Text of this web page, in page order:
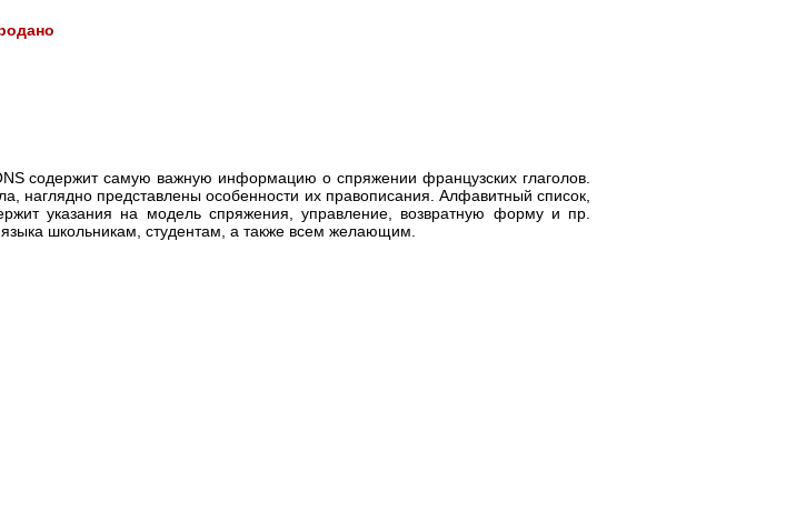
содержит самую важную информацию о спряжении французских глаголов.
наглядно представлены особенности их правописания. Алфавитный список,
указания на модель спряжения, управление, возвратную форму и пр.
школьникам, студентам, а также всем желающим.